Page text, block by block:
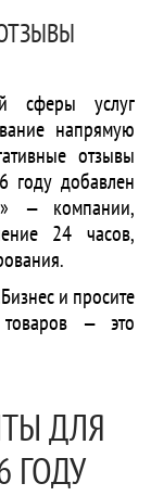
сферы услуг
напрямую
отзывы
году добавлен
— компании,
24 часов,
и просите
— это
ДЛЯ
ГОДУ